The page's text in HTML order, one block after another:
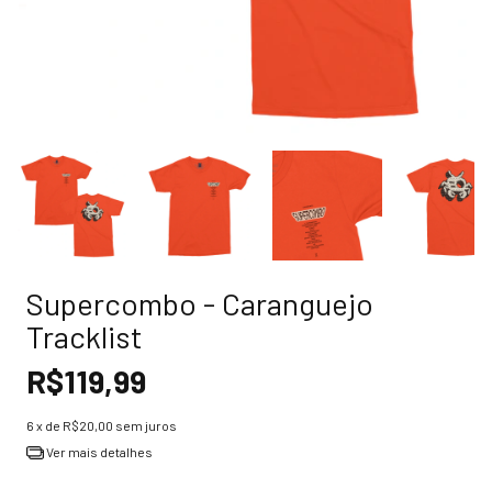
Supercombo - Caranguejo
Tracklist
R$119,99
6 x de R$20,00 sem juros
Ver mais detalhes